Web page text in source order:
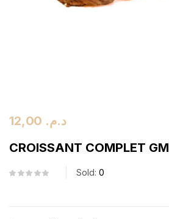
د.م.
CROISSANT COMPLET GM
Sold: 0